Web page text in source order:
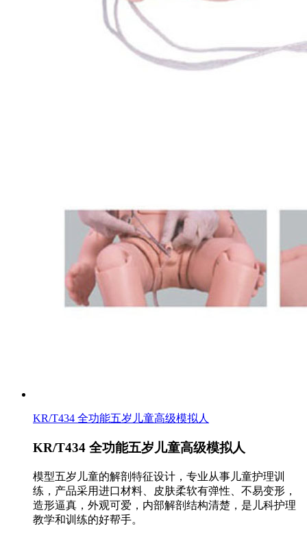
KR/T434 全功能五岁儿童高级模拟人
KR/T434 全功能五岁儿童高级模拟人
模型五岁儿童的解剖特征设计，专业从事儿童护理训
练，产品采用进口材料、皮肤柔软有弹性、不易变形，
造形逼真，外观可爱，内部解剖结构清楚，是儿科护理
教学和训练的好帮手。